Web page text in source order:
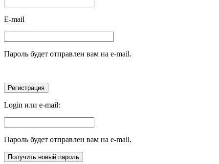
E-mail
Пароль будет отправлен вам на e-mail.
Login или e-mail:
Пароль будет отправлен вам на e-mail.